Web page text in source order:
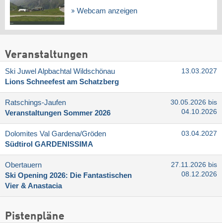
Webcam anzeigen
Veranstaltungen
Ski Juwel Alpbachtal Wildschönau
Lions Schneefest am Schatzberg
13.03.2027
Ratschings-Jaufen
Veranstaltungen Sommer 2026
30.05.2026 bis
04.10.2026
Dolomites Val Gardena/​Gröden
Südtirol GARDENISSIMA
03.04.2027
Obertauern
Ski Opening 2026: Die Fantastischen
Vier & Anastacia
27.11.2026 bis
08.12.2026
Pistenpläne